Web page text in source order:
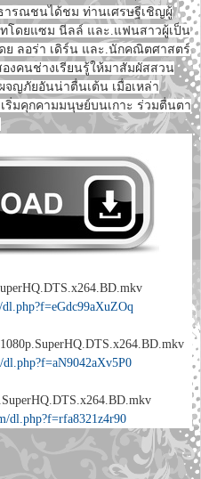
ารณชนได้ชม ท่านเศรษฐีเชิญผู้
โดยแซม นีลล์ และ.แฟนสาวผู้เป็น
ลอร่า เดิร์น และ.นักคณิตศาสตร์
งคนช่างเรียนรู้ให้มาสัมผัสสวน
จญภัยอันน่าตื่นเต้น เมื่อเหล่า
ริ่มคุกคามมนุษย์บนเกาะ ร่วมตื่นตา
dl.php?f=rfa8321z4r90